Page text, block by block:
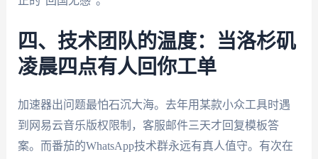
四、技术团队的温度：当洛杉矶
凌晨四点有人回你工单
加速器出问题最怕石沉大海。去年用某款小众工具时遇
到网易云音乐版权限制，客服邮件三天才回复模板答
案。而番茄的WhatsApp技术群永远有真人值守。有次在